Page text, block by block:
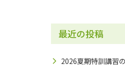
最近の投稿
2026夏期特訓講習